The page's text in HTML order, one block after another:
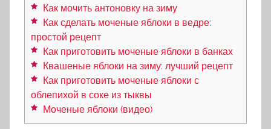
Как мочить антоновку на зиму
Как сделать моченые яблоки в ведре:
простой рецепт
Как приготовить моченые яблоки в банках
Квашеные яблоки на зиму: лучший рецепт
Как приготовить моченые яблоки с
облепихой в соке из тыквы
Моченые яблоки (видео)